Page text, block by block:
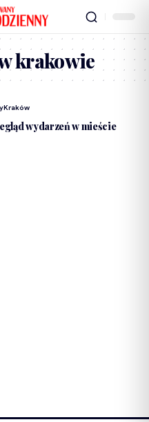
krakowie
Kraków
wydarzeń w mieście